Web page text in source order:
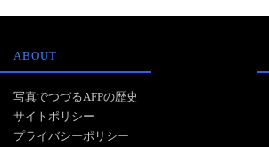
ABOUT
写真でつづるAFPの歴史
サイトポリシー
プライバシーポリシー